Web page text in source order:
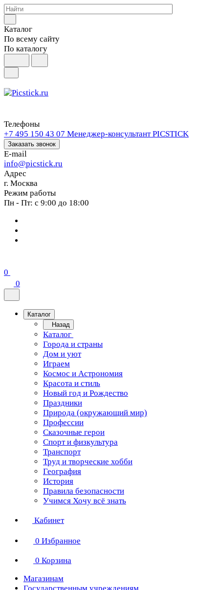
Каталог
По всему сайту
По каталогу
Телефоны
+7 495 150 43 07 Менеджер-консультант PICSTICK
Заказать звонок
E-mail
info@picstick.ru
Адрес
г. Москва
Режим работы
Пн - Пт: с 9:00 до 18:00
0
0
Каталог
Назад
Каталог
Города и страны
Дом и уют
Играем
Космос и Астрономия
Красота и стиль
Новый год и Рождество
Праздники
Природа (окружающий мир)
Профессии
Сказочные герои
Спорт и физкультура
Транспорт
Труд и творческие хобби
География
История
Правила безопасности
Учимся Хочу всё знать
Кабинет
0 Избранное
0 Корзина
Магазинам